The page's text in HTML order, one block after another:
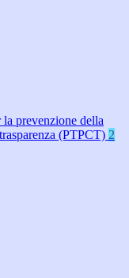
prevenzione della
(PTPCT) 2